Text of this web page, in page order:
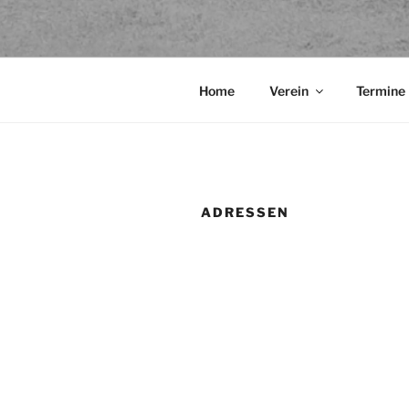
Home Verein Termine
ADRESSEN